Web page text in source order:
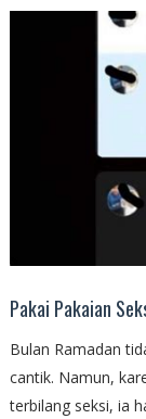
Pakai Pakaian
Bulan Ramadan
cantik. Namun,
terbilang seksi, ia